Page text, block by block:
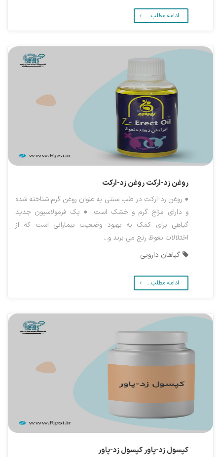
ادامه مطلب...
روغن زد-ارکتروغن زد-ارکت
● روغن زد-ارکت در طب سنتی به عنوان روغن گرم شناخته شده
و دارای مزاج گرم و خشک است. ● یک فرمولاسیون جدید
گیاهی برای کمک به بهبود وضعیت بیمارانی است که از
اختلالات نعوظ رنج می برند و...
گیاهان دارویی
ادامه مطلب...
کپسول زد-پاورکپسول زد-پاور